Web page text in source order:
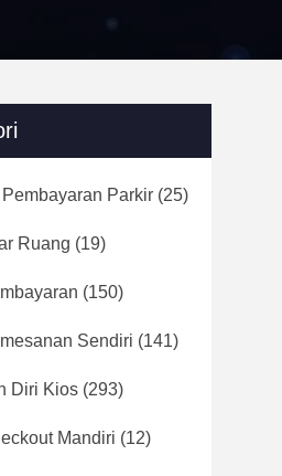
Parkir (25)
Ruang (19)
(150)
Sendiri (141)
Diri Kios (293)
Mandiri (12)